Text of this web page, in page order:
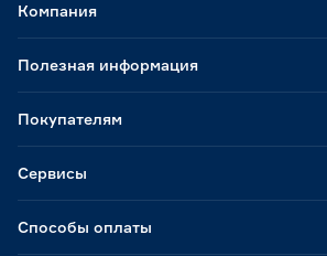
Способы оплаты
Компания
Полезная информация
Покупателям
Сервисы